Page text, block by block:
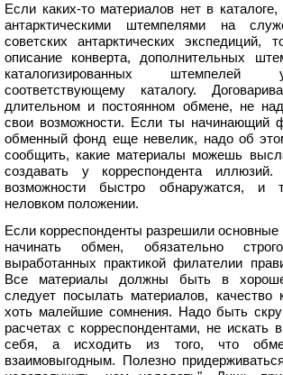
Если каких-то материалов нет в
антарктическими штемпелями на
советских антарктических экспедиций,
описание конверта, дополнительных
каталогизированных
соответствующему каталогу.
длительном и постоянном обмене, не
свои возможности. Если ты начинающий
обменный фонд еще невелик, надо об
сообщить, какие материалы можешь
создавать у корреспондента
возможности быстро обнаружатся,
неловком положении.
Если корреспонденты разрешили
начинать обмен, обязательно
выработанных практикой филателии
Все материалы должны быть в
следует посылать материалов, качество
хоть малейшие сомнения. Надо быть
расчетах с корреспондентами, не искать
себя, а исходить из того, что
взаимовыгодным. Полезно